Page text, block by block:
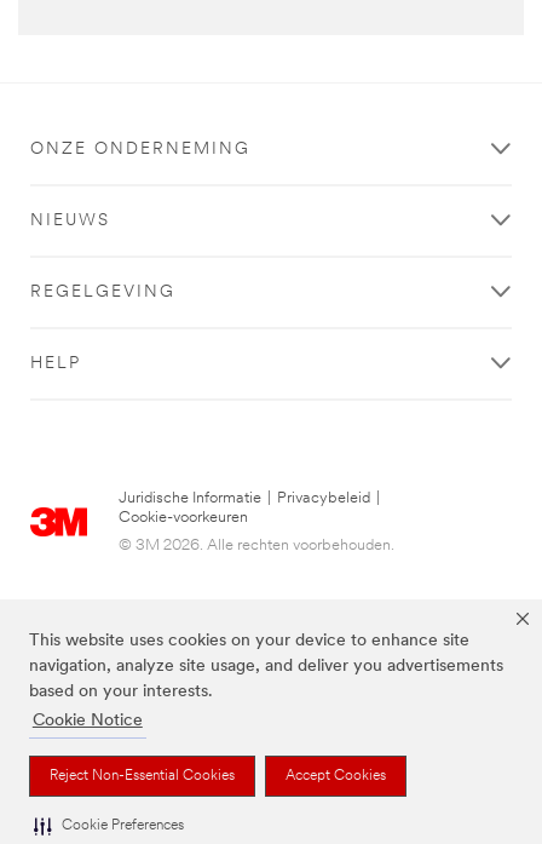
This website uses cookies on your device to enhance site
navigation, analyze site usage, and deliver you advertisements
based on your interests.
Cookie Notice
Reject Non-Essential Cookies Accept Cookies
Cookie Preferences
ONZE ONDERNEMING
NIEUWS
REGELGEVING
HELP
Juridische Informatie Privacybeleid
Cookie-voorkeuren
© 3M 2026. Alle rechten voorbehouden.
De bovenstaande merken zijn handelsmerken van 3M.we